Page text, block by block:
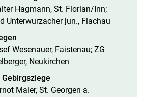
Hagmann, St. Florian/Inn;
Unterwurzacher jun., Flachau
Wesenauer, Faistenau; ZG
Neukirchen
Maier, St. Georgen a.